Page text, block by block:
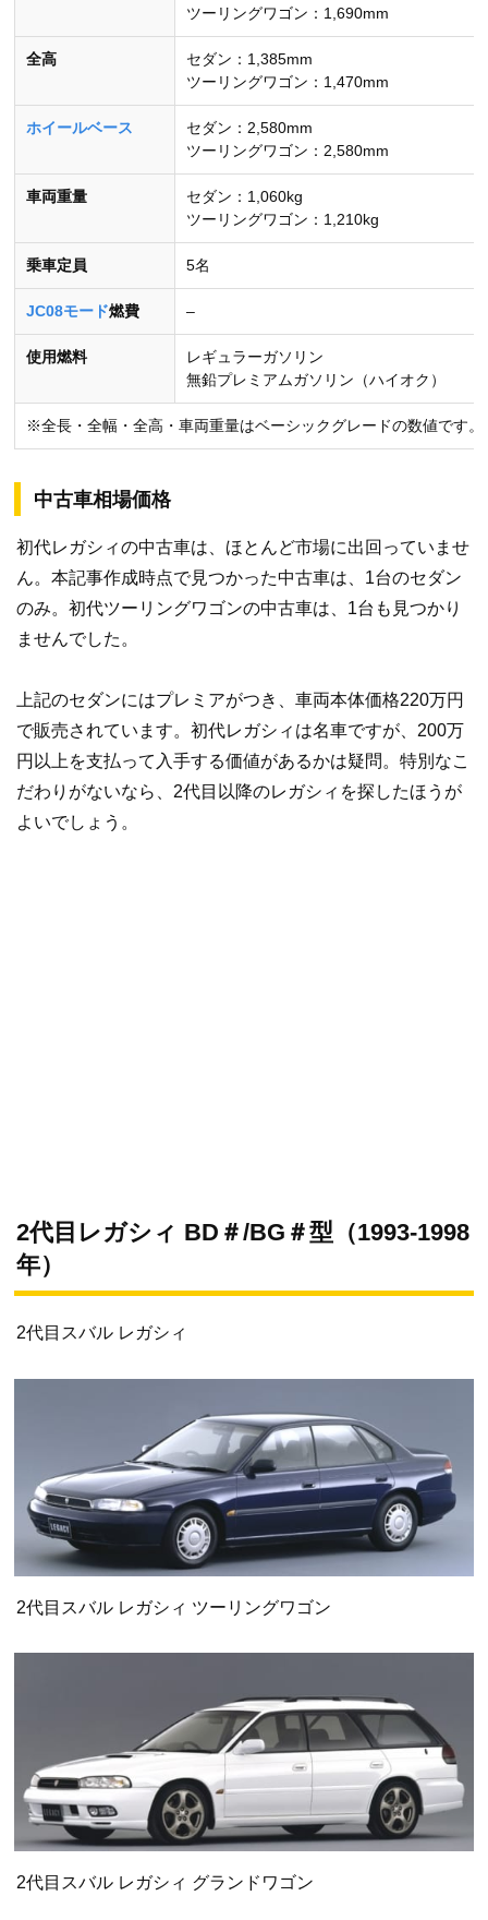
ツーリングワゴン：1,690mm
全高
セダン：1,385mm
ツーリングワゴン：1,470mm
ホイールベース
セダン：2,580mm
ツーリングワゴン：2,580mm
車両重量
セダン：1,060kg
ツーリングワゴン：1,210kg
乗車定員 5名
JC08モード燃費 –
使用燃料
レギュラーガソリン
無鉛プレミアムガソリン（ハイオク）
※全長・全幅・全高・車両重量はベーシックグレードの数値です。
中古車相場価格
初代レガシィの中古車は、ほとんど市場に出回っていませ
ん。本記事作成時点で見つかった中古車は、1台のセダン
のみ。初代ツーリングワゴンの中古車は、1台も見つかり
ませんでした。
上記のセダンにはプレミアがつき、車両本体価格220万円
で販売されています。初代レガシィは名車ですが、200万
円以上を支払って入手する価値があるかは疑問。特別なこ
だわりがないなら、2代目以降のレガシィを探したほうが
よいでしょう。
2代目レガシィ BD＃/BG＃型（1993-1998
年）
2代目スバル レガシィ
2代目スバル レガシィ ツーリングワゴン
2代目スバル レガシィ グランドワゴン